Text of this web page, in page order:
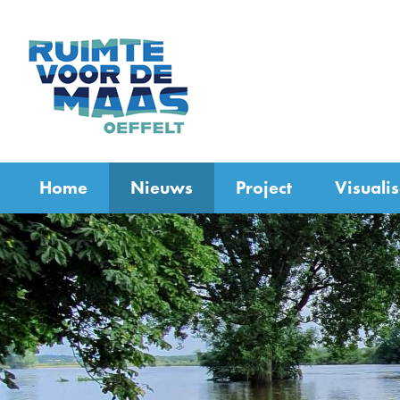
Home Nieuws Project